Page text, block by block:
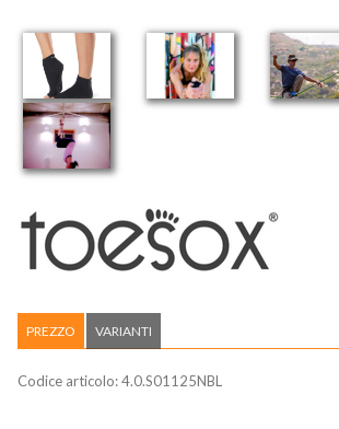
PREZZO VARIANTI
Codice articolo:4.0.S01125NBL